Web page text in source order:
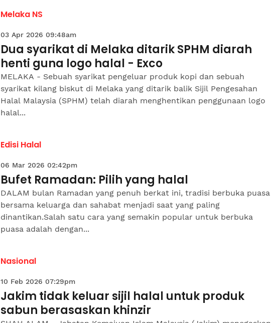
Melaka NS
03 Apr 2026 09:48am
Dua syarikat di Melaka ditarik SPHM diarah
henti guna logo halal - Exco
MELAKA - Sebuah syarikat pengeluar produk kopi dan sebuah
syarikat kilang biskut di Melaka yang ditarik balik Sijil Pengesahan
Halal Malaysia (SPHM) telah diarah menghentikan penggunaan logo
halal...
Edisi Halal
06 Mar 2026 02:42pm
Bufet Ramadan: Pilih yang halal
DALAM bulan Ramadan yang penuh berkat ini, tradisi berbuka puasa
bersama keluarga dan sahabat menjadi saat yang paling
dinantikan.Salah satu cara yang semakin popular untuk berbuka
puasa adalah dengan...
Nasional
10 Feb 2026 07:29pm
Jakim tidak keluar sijil halal untuk produk
sabun berasaskan khinzir